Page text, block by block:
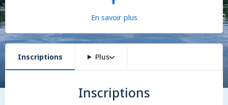
En savoir plus
Inscriptions Plus
Inscriptions